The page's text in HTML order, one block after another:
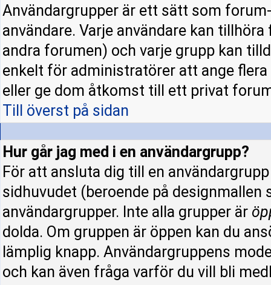
Användargrupper är ett sätt som
användare. Varje användare kan
andra forumen) och varje grupp kan
enkelt för administratörer att ange
eller ge dom åtkomst till ett privat
Till överst på sidan
Hur går jag med i en användargrupp?
För att ansluta dig till en
sidhuvudet (beroende på designmallen
användargrupper. Inte alla grupper är
dolda. Om gruppen är öppen kan du
lämplig knapp. Användargruppens
och kan även fråga varför du vill bli